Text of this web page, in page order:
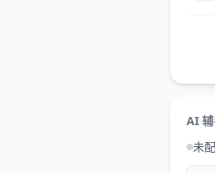
AI
未